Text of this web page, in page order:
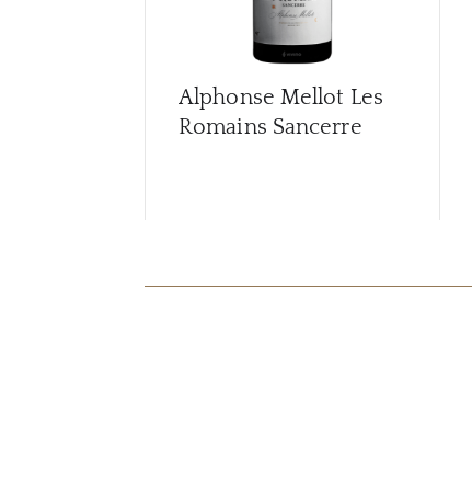
Alphonse Mellot Les
Romains Sancerre